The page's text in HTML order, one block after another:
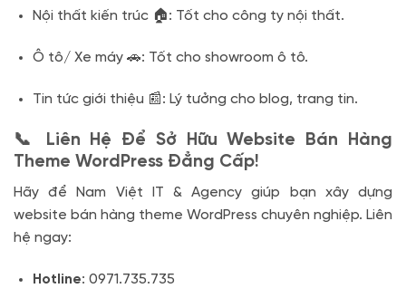
Nội thất kiến trúc 🏠: Tốt cho công ty nội thất.
Ô tô/ Xe máy 🚗: Tốt cho showroom ô tô.
Tin tức giới thiệu 📰: Lý tưởng cho blog, trang tin.
📞 Liên Hệ Để Sở Hữu Website Bán Hàng
Theme WordPress Đẳng Cấp!
Hãy để Nam Việt IT & Agency giúp bạn xây dựng
website bán hàng theme WordPress chuyên nghiệp. Liên
hệ ngay:
Hotline: 0971.735.735